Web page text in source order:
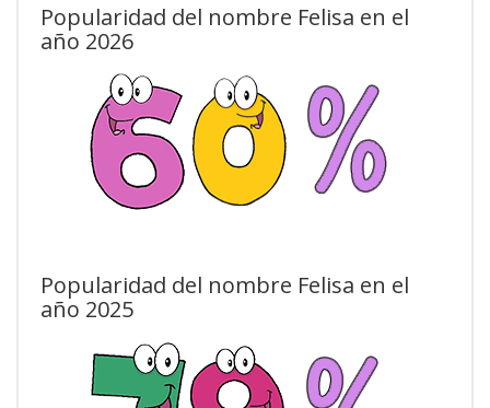
Popularidad del nombre Felisa en el
año 2026
Popularidad del nombre Felisa en el
año 2025